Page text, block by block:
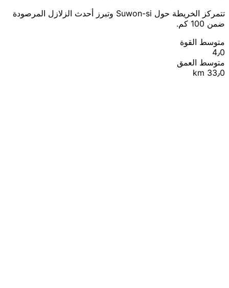
تتمركز الخريطة حول Suwon-si وتبرز أحدث الزلازل المرصودة
ضمن 100 كم.
متوسط القوة
4٫0
متوسط العمق
33٫0 km
Leaflet
© OpenStreetMap contributors